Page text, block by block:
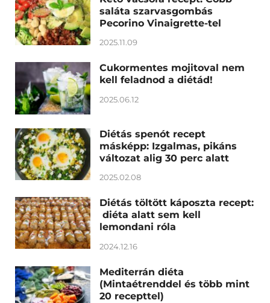
saláta szarvasgombás
Pecorino Vinaigrette-tel
2025.11.09
Cukormentes mojitoval nem
kell feladnod a diétád!
2025.06.12
Diétás spenót recept
másképp: Izgalmas, pikáns
változat alig 30 perc alatt
2025.02.08
Diétás töltött káposzta recept:
diéta alatt sem kell
lemondani róla
2024.12.16
Mediterrán diéta
(Mintaétrenddel és több mint
20 recepttel)